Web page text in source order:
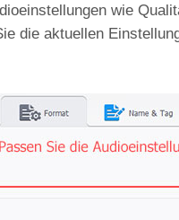
wie
die aktuellen